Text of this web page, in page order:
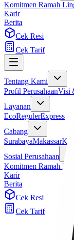
Komitmen Ramah
Karir
Berita
Cek Resi
Cek Tarif
Tentang Kami
Profil PerusahaanVisi
Layanan
EcoRegulerExpress
Cabang
SurabayaMakassar
Sosial Perusahaan
Komitmen Ramah
Karir
Berita
Cek Resi
Cek Tarif